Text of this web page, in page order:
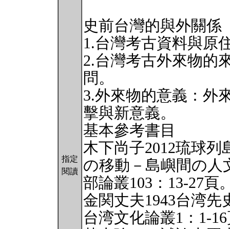
指定
閱讀
史前台灣的與外關係
1.台灣考古資料與原
2.台灣考古外來物的
問。
3.外來物的意義：外
擊與新意義。
基本參考書目
木下尚子2012琉球
の移動－島嶼間の人
部論叢103：13-27頁
金関丈夫1943台湾
台湾文化論叢1：1-